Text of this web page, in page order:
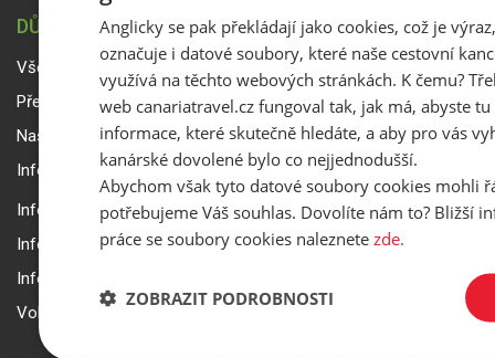
DŮLEŽITÉ INFORMACE
Všeobecné smluvní podmínky a reklamační řád
Přepravní podmínky Smartwings
Nastavení a ochrana soukromí
Informace k rezervaci zájezdu
Informace k pojištění
Informace k letecké přepravě
Informace k ubytování a pobytu
Volitelné doplňkové služby
Anglicky se pak překládají jako cookies, což je
označuje i datové soubory, které naše cestovní
využívá na těchto webových stránkách. K čemu?
web canariatravel.cz fungoval tak, jak má, abyste
informace, které skutečně hledáte, a aby pro vás
kanárské dovolené bylo co nejjednodušší.
Abychom však tyto datové soubory cookies mohli
potřebujeme Váš souhlas. Dovolíte nám to? Bližší
práce se soubory cookies naleznete zde.
ZOBRAZIT PODROBNOSTI